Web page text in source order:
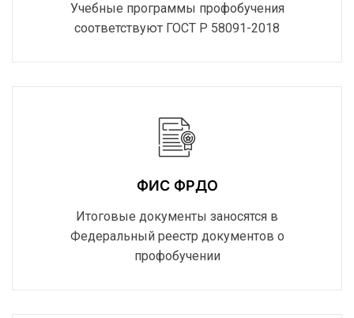
Учебные программы профобучения
соответствуют ГОСТ Р 58091-2018
ФИС ФРДО
Итоговые документы заносятся в
Федеральный реестр документов о
профобучении